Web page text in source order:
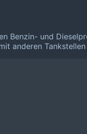
Benzin- und
anderen